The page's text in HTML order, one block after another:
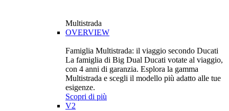
Multistrada
OVERVIEW
Famiglia Multistrada: il viaggio secondo Ducati
La famiglia di Big Dual Ducati votate al viaggio,
con 4 anni di garanzia. Esplora la gamma
Multistrada e scegli il modello più adatto alle tue
esigenze.
Scopri di più
V2